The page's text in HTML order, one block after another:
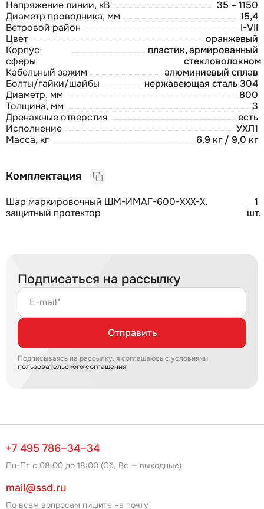
Напряжение линии, кВ
35 – 1150
Диаметр проводника, мм
15,4
Ветровой район
I-VII
Цвет
оранжевый
Корпус
сферы
пластик, армированный
стекловолокном
Кабельный зажим
алюминиевый сплав
Болты/гайки/шайбы
нержавеющая сталь 304
Диаметр, мм
800
Толщина, мм
3
Дренажные отверстия
есть
Исполнение
УХЛ1
Масса, кг
6,9 кг / 9,0 кг
Комплектация
Шар маркировочный ШМ-ИМАГ-600-ХХХ-Х,
защитный протектор
1
шт.
Подписаться на рассылку
E-mail*
Отправить
Подписываясь на рассылку, я соглашаюсь с условиями
пользовательского соглашения
+7 495 786–34–34
Пн-Пт с 08:00 до 18:00 (Сб, Вс — выходные)
mail@ssd.ru
По всем вопросам пишите на почту